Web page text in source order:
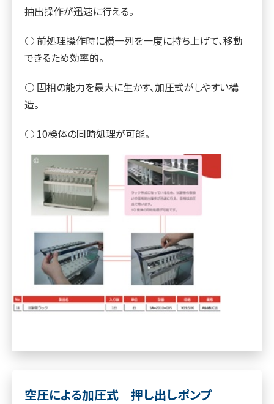
抽出操作が迅速に行える。
○ 前処理操作時に横一列を一度に持ち上げて、移動
できるため効率的。
○ 固相の能力を最大に生かす、加圧式がしやすい構
造。
○ 10検体の同時処理が可能。
空圧による加圧式 押し出しポンプ